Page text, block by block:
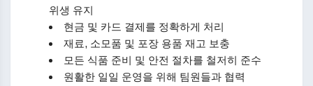
위생 유지
현금 및 카드 결제를 정확하게 처리
재료, 소모품 및 포장 용품 재고 보충
모든 식품 준비 및 안전 절차를 철저히 준수
원활한 일일 운영을 위해 팀원들과 협력